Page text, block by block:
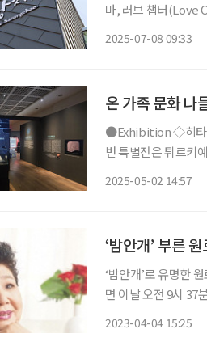
마, 러브 챕터(Love
2025-07-08 09:33
온 가족 문화
●Exhibition ◇히타이트 : 오리엔트 최강의 제국 일정 6월 8일까지 장소 한성백제박물관 이
번 특별전은 튀르키
2025-05-02 14:57
‘밤안개’ 부른
‘밤안개’로 유명한
면 이날 오전 9시 37
2023-04-04 15:25